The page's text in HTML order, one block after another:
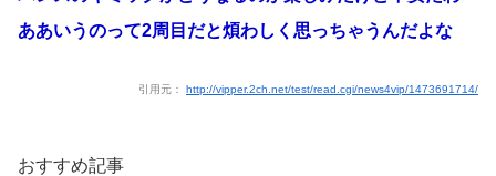
ああいうのって2周目だと煩わしく思っちゃうんだよな
引用元： http://vipper.2ch.net/test/read.cgi/news4vip/1473691714/
おすすめ記事